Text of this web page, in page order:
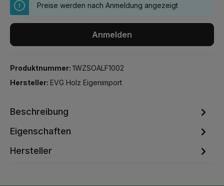
Preise werden nach Anmeldung angezeigt
Anmelden
Produktnummer: 1WZSOALF1002
Hersteller: EVG Holz Eigenimport
Beschreibung
Eigenschaften
Hersteller